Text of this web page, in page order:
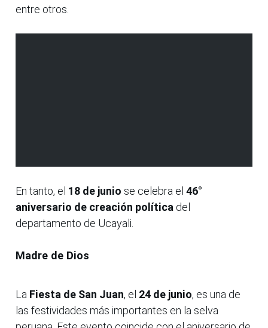
entre otros.
En tanto, el 18 de junio se celebra el 46°
aniversario de creación política del
departamento de Ucayali.
Madre de Dios
La Fiesta de San Juan, el 24 de junio, es una de
las festividades más importantes en la selva